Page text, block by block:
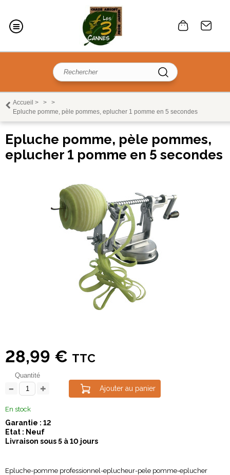
Accueil > >
>
Epluche pomme, pèle pommes, eplucher 1 pomme en 5 secondes
Epluche pomme, pèle pommes,
eplucher 1 pomme en 5 secondes
28,99 € TTC
Quantité
Ajouter au panier
En stock
Garantie : 12
Etat : Neuf
Livraison sous 5 à 10 jours
Epluche-pomme professionnel-eplucheur-pele pomme-eplucher